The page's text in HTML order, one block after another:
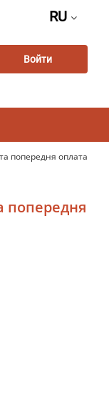
RU
Войти
попередня оплата
попередня